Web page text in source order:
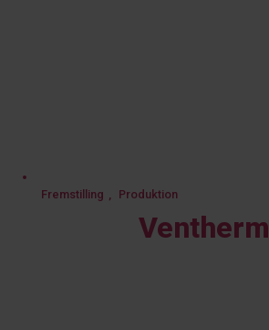
Fremstilling , Produktion
Ventherm